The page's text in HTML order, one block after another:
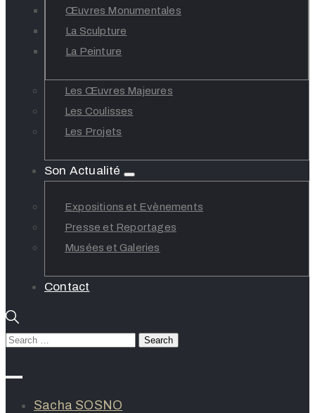
Œuvres Monumentales
La Sculpture
La Peinture
Les Œuvres Majeures
Les Coulisses
Les Projets
Son Actualité
Expositions et Evènements
Presse et Reportages
Musées et Galeries
Contact
Sacha SOSNO